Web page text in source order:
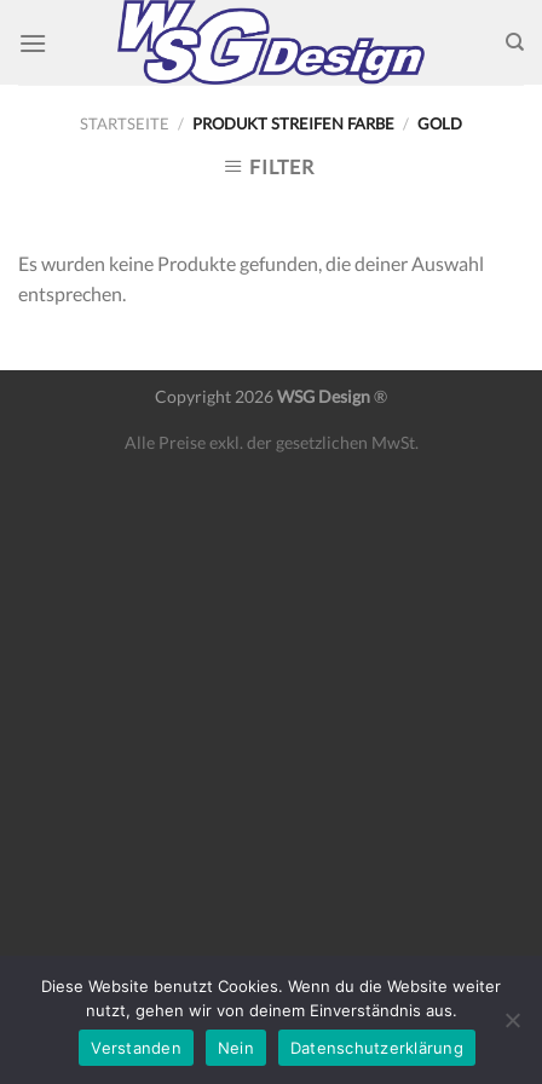
STARTSEITE / PRODUKT STREIFEN FARBE / GOLD
FILTER
Es wurden keine Produkte gefunden, die deiner Auswahl
entsprechen.
Copyright 2026WSG Design®
Alle Preise exkl. der gesetzlichen MwSt.
Diese Website benutzt Cookies. Wenn du die Website weiter
nutzt, gehen wir von deinem Einverständnis aus.
Verstanden
Nein Datenschutzerklärung